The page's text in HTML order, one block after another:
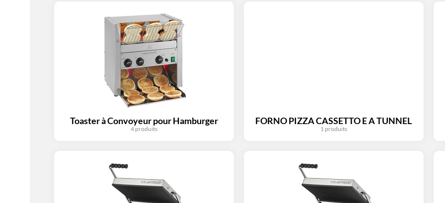
Toaster à Convoyeur pour Hamburger
4 produits
FORNO PIZZA CASSETTO E A TUNNEL
1 produits